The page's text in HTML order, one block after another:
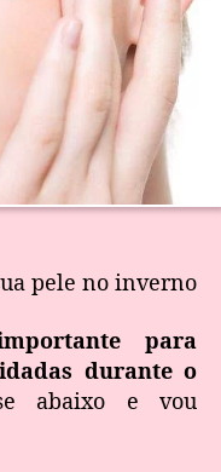
pele no inverno
para
durante o
abaixo e vou